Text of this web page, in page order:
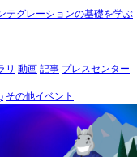
テグレーションの基礎を学ぶ
リ 動画 記事 プレスセンター
その他イベント